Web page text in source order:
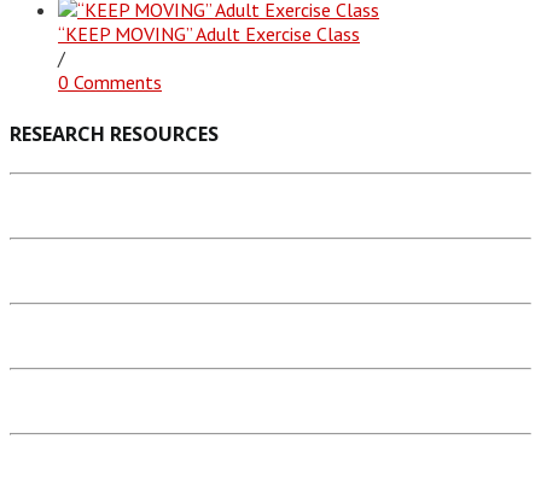
“KEEP MOVING” Adult Exercise Class
/
0 Comments
RESEARCH RESOURCES